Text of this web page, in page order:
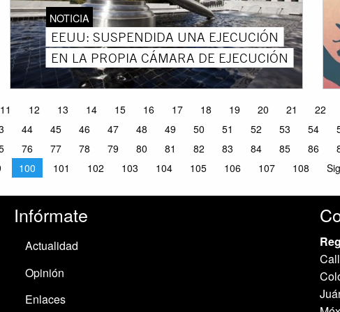
NOTICIA
EEUU: SUSPENDIDA UNA EJECUCIÓN
EN LA PROPIA CÁMARA DE EJECUCIÓN
11 12 13 14 15 16 17 18 19 20 21 22
44 45 46 47 48 49 50 51 52 53 54
76 77 78 79 80 81 82 83 84 85 86
100 101 102 103 104 105 106 107 108
Infórmate
Actualidad
Opinión
Enlaces